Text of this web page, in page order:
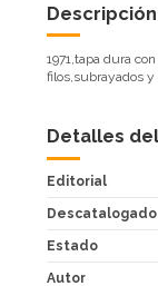
Descripción
1971,tapa dura
filos,subrayados
Detalles
Editorial
Descatalogado
Estado
Autor